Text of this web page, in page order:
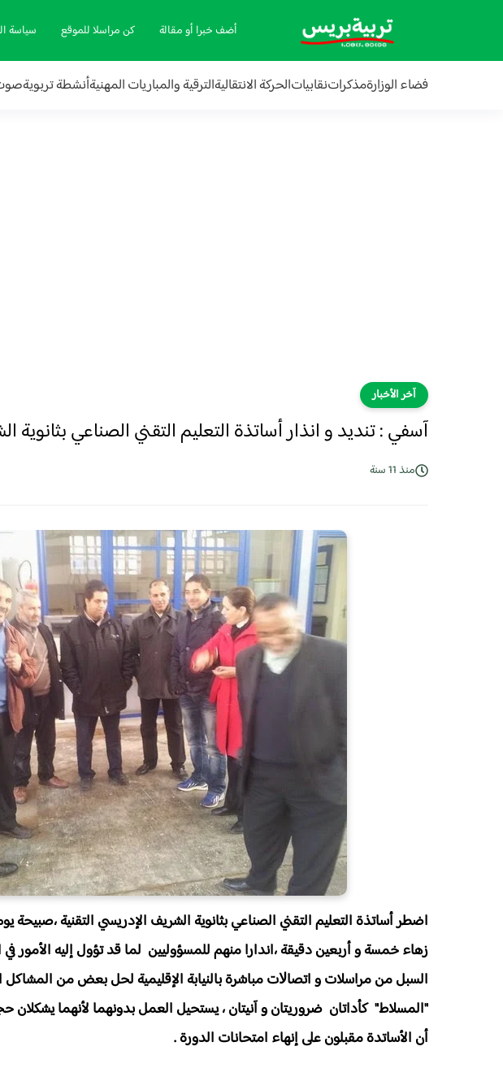
أضف خبرا أو مقالة كن مراسلا للموقع سياسة
فضاء الوزارةمذكراتنقابياتالحركة الانتقاليةالترقية والمباريات المهنيةأنشطة تربوية
آخر الأخبار
آسفي : تنديد و انذار أساتذة التعليم التقني الصناعي بثانوية
منذ 11 سنة
زهاء خمسة و أربعين دقيقة ،اندارا منهم للمسؤوليين لما قد تؤول إليه اﻷمور
السبل من مراسلات و اتصاﻻت مباشرة بالنيابة اﻹقليمية لحل بعض من المشاكل
"المسلاط" كأداتان ضروريتان و آنيتان ، يستحيل العمل بدونهما ﻷنهما يشكلان
أن اﻷساتدة مقبلون على إنهاء امتحانات الدورة .